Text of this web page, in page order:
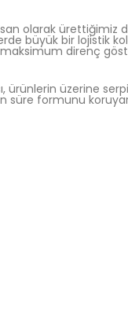
olarak
büyük bir lojistik
maksimum direnç
ürünlerin üzerine
formunu